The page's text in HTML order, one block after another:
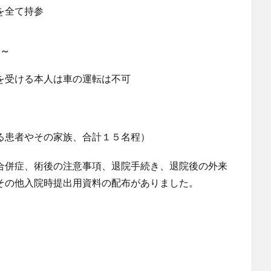
全て持参
受ける本人は車の運転は不可
者やその家族、合計１５名程）
症、術後の注意事項、退院手続き、退院後の外来
他入院時提出用資料の配布がありました。